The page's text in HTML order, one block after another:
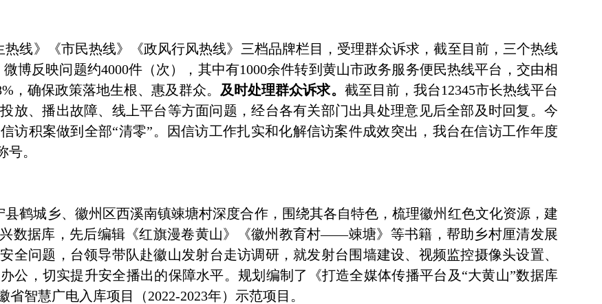
热线》《市民热线》《政风行风热线》三档品牌栏目，受理群众诉求，截至目前，三个热线
博反映问题约4000件（次），其中有1000余件转到黄山市政务服务便民热线平台，交由相
，确保政策落地生根、惠及群众。 及时处理群众诉求。 截至目前，我台12345市长热线平台
放、播出故障、线上平台等方面问题，经台各有关部门出具处理意见后全部及时回复。今
访积案做到全部“清零”。因信访工作扎实和化解信访案件成效突出，我台在信访工作年度
。
鹤城乡、徽州区西溪南镇竦塘村深度合作，围绕其各自特色，梳理徽州红色文化资源，建
数据库，先后编辑《红旗漫卷黄山》《徽州教育村——竦塘》等书籍，帮助乡村厘清发展
全问题，台领导带队赴徽山发射台走访调研，就发射台围墙建设、视频监控摄像头设置、
公，切实提升安全播出的保障水平。规划编制了《打造全媒体传播平台及“大黄山”数据库
智慧广电入库项目（2022-2023年）示范项目。